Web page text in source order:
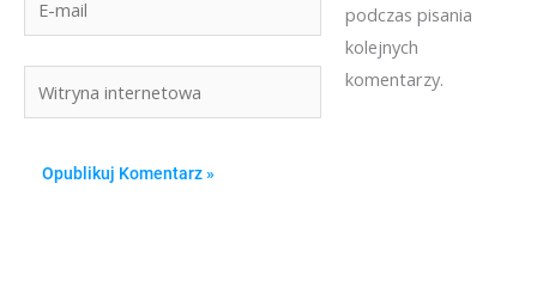
mail
internetowa
podczas pisania
kolejnych
komentarzy.